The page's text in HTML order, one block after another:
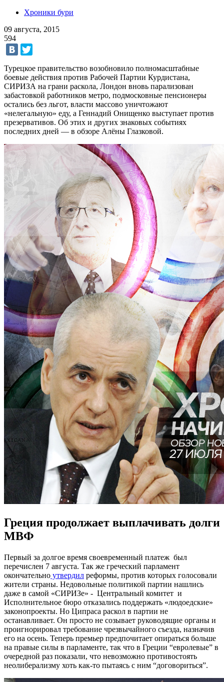
Хроники бури
09 августа, 2015
594
Турецкое правительство возобновило полномасштабные
боевые действия против Рабочей Партии Курдистана,
СИРИЗА на грани раскола, Лондон вновь парализован
забастовкой работников метро, подмосковные пенсионеры
остались без льгот, власти массово уничтожают
«нелегальную» еду, а Геннадий Онищенко выступает против
презервативов. Об этих и других знаковых событиях
последних дней — в обзоре Алёны Глазковой.
Греция продолжает выплачивать долги
МВФ
Первый за долгое время своевременный платеж был
перечислен 7 августа. Так же греческий парламент
окончательно утвердил реформы, против которых голосовали
жители страны. Недовольные политикой партии нашлись
даже в самой «СИРИЗе» - Центральный комитет и
Исполнительное бюро отказались поддержать «людоедские»
законопроекты. Но Ципраса раскол в партии не
останавливает. Он просто не созывает руководящие органы и
проигнорировал требование чрезвычайного съезда, назначив
его на осень. Теперь премьер предпочитает опираться больше
на правые силы в парламенте, так что в Греции “евролевые” в
очередной раз показали, что невозможно противостоять
неолиберализму хоть как-то пытаясь с ним “договориться”.